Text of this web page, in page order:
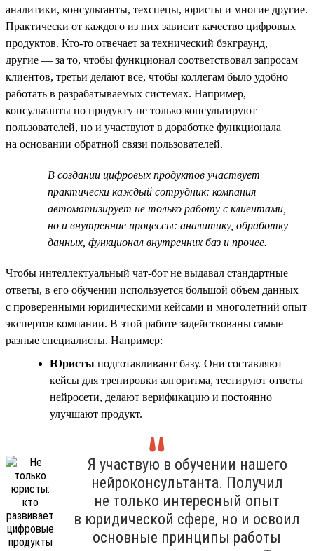
аналитики, консультанты, техспецы, юристы и многие другие.
Практически от каждого из них зависит качество цифровых
продуктов. Кто-то отвечает за технический бэкграунд,
другие — за то, чтобы функционал соответствовал запросам
клиентов, третьи делают все, чтобы коллегам было удобно
работать в разрабатываемых системах. Например,
консультанты по продукту не только консультируют
пользователей, но и участвуют в доработке функционала
на основании обратной связи пользователей.
В создании цифровых продуктов участвует
практически каждый сотрудник: компания
автоматизирует не только работу с клиентами,
но и внутренние процессы: аналитику, обработку
данных, функционал внутренних баз и прочее.
Чтобы интеллектуальный чат-бот не выдавал стандартные
ответы, в его обучении используется большой объем данных
с проверенными юридическими кейсами и многолетний опыт
экспертов компании. В этой работе задействованы самые
разные специалисты. Например:
Юристы подготавливают базу. Они составляют
кейсы для тренировки алгоритма, тестируют ответы
нейросети, делают верификацию и постоянно
улучшают продукт.
Я участвую в обучении нашего
нейроконсультанта. Получил
не только интересный опыт
в юридической сфере, но и освоил
основные принципы работы